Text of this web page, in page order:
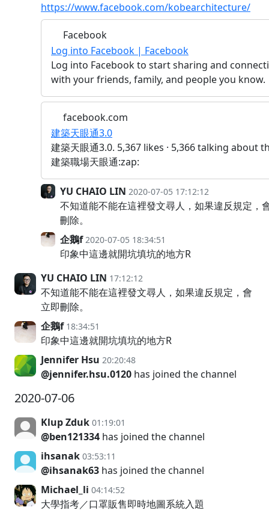
https://www.facebook.com/kobearchitecture/
Facebook
Log into Facebook | Facebook
Log into Facebook to start sharing and
with your friends, family, and people you know.
facebook.com
建築天眼通3.0
建築天眼通3.0. 5,367 likes · 5,366 talking about
建築職場天眼通:zap:
YU CHAIO LIN 2020-07-05 17:12:12
不知道能不能在這裡發文尋人，如果違反規定，
刪除。
企鵝f 2020-07-05 18:34:51
印象中這邊就開坑填坑的地方R
YU CHAIO LIN 17:12:12
不知道能不能在這裡發文尋人，如果違反規定，會
立即刪除。
企鵝f 18:34:51
印象中這邊就開坑填坑的地方R
Jennifer Hsu 20:20:48
@jennifer.hsu.0120 has joined the channel
2020-07-06
Klup Zduk 01:19:01
@ben121334 has joined the channel
ihsanak 03:53:11
@ihsanak63 has joined the channel
Michael_li 04:14:52
大學指考／口罩販售即時地圖系統入題